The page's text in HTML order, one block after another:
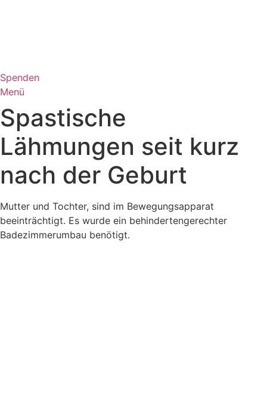
Spenden
Menü
Spastische
Lähmungen seit kurz
nach der Geburt
Mutter und Tochter, sind im Bewegungsapparat
beeinträchtigt. Es wurde ein behindertengerechter
Badezimmerumbau benötigt.